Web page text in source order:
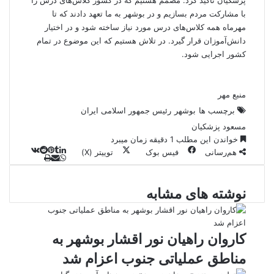
با مشارکت مردم بسازیم و در بوشهر به ما تعهد دادند که تا
مهرماه همه کلاس‌های درس مورد نیاز ساخته شود و در اختیار
دانش‌آموزان قرار گیرد. در تلاش هستیم که این موضوع در تمام
کشور اجرایی شود.
منبع مهر
برچسب ها بوشهر رئیس جمهور اسلامی ایران
مسعود پزشکیان
خواندن این مطلب 1 دقیقه زمان میبرد
هم‌رسانی
فیس بوک توییتر (X)
ی
د
ت
ب
پ
ت
ر
ی
V
n
ا
آ
ا
ن
ا
نوشته های مشابه
کاروان راهیان نور اقشار بوشهر به
مناطق عملیاتی جنوب اعزام شد